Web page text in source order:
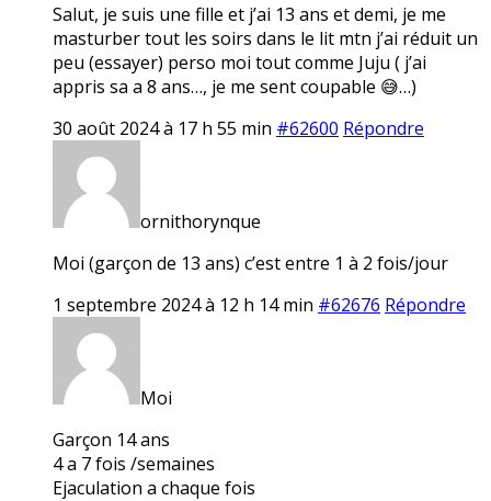
Salut, je suis une fille et j’ai 13 ans et demi, je me
masturber tout les soirs dans le lit mtn j’ai réduit un
peu (essayer) perso moi tout comme Juju ( j’ai
appris sa a 8 ans…, je me sent coupable 😅…)
30 août 2024 à 17 h 55 min #62600 Répondre
ornithorynque
Moi (garçon de 13 ans) c’est entre 1 à 2 fois/jour
1 septembre 2024 à 12 h 14 min #62676 Répondre
Moi
Garçon 14 ans
4 a 7 fois /semaines
Ejaculation a chaque fois